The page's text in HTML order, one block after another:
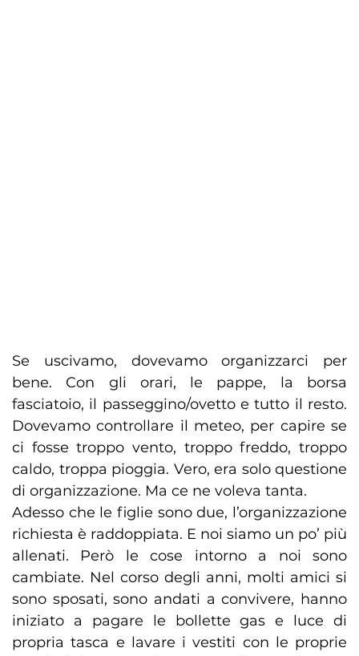
Se uscivamo, dovevamo organizzarci per
bene. Con gli orari, le pappe, la borsa
fasciatoio, il passeggino/ovetto e tutto il resto.
Dovevamo controllare il meteo, per capire se
ci fosse troppo vento, troppo freddo, troppo
caldo, troppa pioggia. Vero, era solo questione
di organizzazione. Ma ce ne voleva tanta.
Adesso che le figlie sono due, l’organizzazione
richiesta è raddoppiata. E noi siamo un po’ più
allenati. Però le cose intorno a noi sono
cambiate. Nel corso degli anni, molti amici si
sono sposati, sono andati a convivere, hanno
iniziato a pagare le bollette gas e luce di
propria tasca e lavare i vestiti con le proprie